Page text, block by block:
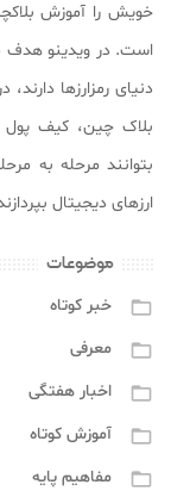
خویش را آموزش
است. در ویدینو هدف
دنیای رمزارزها
بلاک چین، کیف پول
بتوانند مرحله به
ارزهای دیجیتال
موضوعات

خبر کوتاه
 معرفی
 اخبار هفتگی
 آموزش کوتاه
 مفاهیم پایه